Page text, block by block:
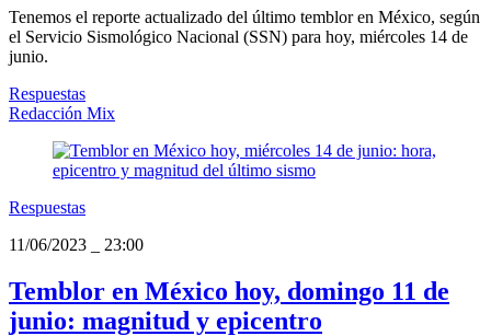
Tenemos el reporte actualizado del último temblor en México, según
el Servicio Sismológico Nacional (SSN) para hoy, miércoles 14 de
junio.
Respuestas
Redacción Mix
Respuestas
11/06/2023
23:00
Temblor en México hoy, domingo 11 de
junio: magnitud y epicentro